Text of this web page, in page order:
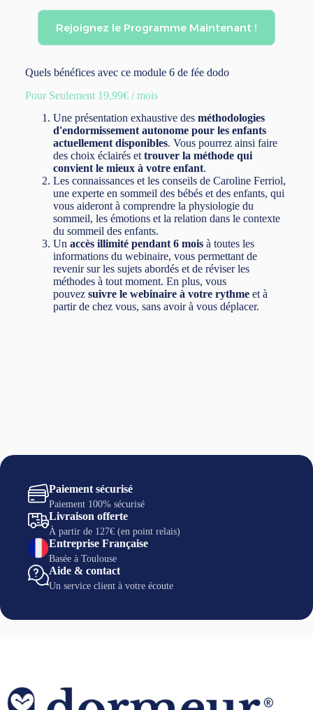
Rejoignez le Programme Maintenant !
Quels bénéfices avec ce module 6 de fée dodo
Pour Seulement 19,99€ / mois
Une présentation exhaustive des méthodologies
d'endormissement autonome pour les enfants
actuellement disponibles. Vous pourrez ainsi faire
des choix éclairés et trouver la méthode qui
convient le mieux à votre enfant.
Les connaissances et les conseils de Caroline Ferriol,
une experte en sommeil des bébés et des enfants, qui
vous aideront à comprendre la physiologie du
sommeil, les émotions et la relation dans le contexte
du sommeil des enfants.
Un accès illimité pendant 6 moisà toutes les
informations du webinaire, vous permettant de
revenir sur les sujets abordés et de réviser les
méthodes à tout moment. En plus, vous
pouvez suivre le webinaire à votre rythmeet à
partir de chez vous, sans avoir à vous déplacer.
Paiement sécurisé
Paiement 100% sécurisé
Livraison offerte
À partir de 127€ (en point relais)
Entreprise Française
Basée à Toulouse
Aide & contact
Un service client à votre écoute